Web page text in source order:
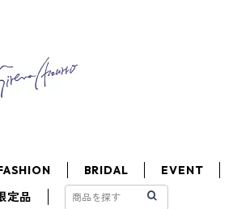
BRIDAL EVENT
定品